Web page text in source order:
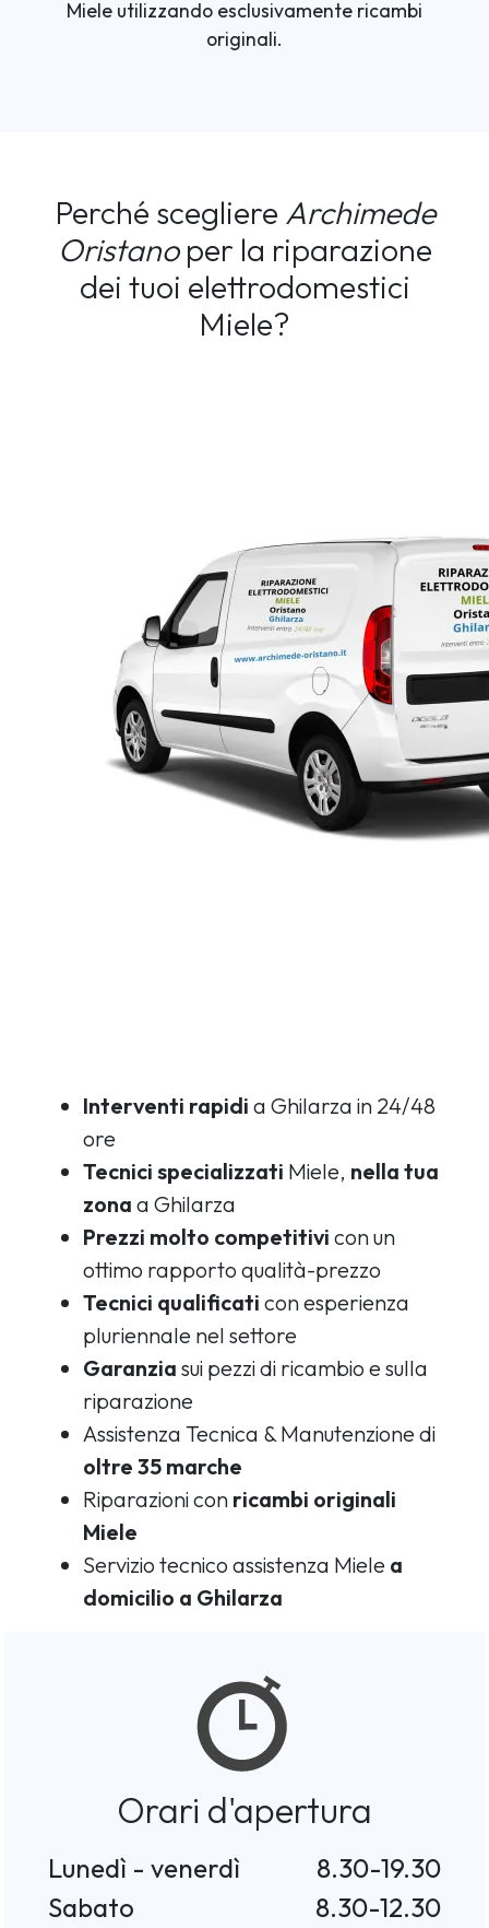
Miele utilizzando esclusivamente ricambi
originali.
Perché scegliere Archimede
Oristanoper la riparazione
dei tuoi elettrodomestici
Miele?
Interventi rapidi a Ghilarza in 24/48
ore
Tecnici specializzati Miele, nella tua
zona a Ghilarza
Prezzi molto competitivi con un
ottimo rapporto qualità-prezzo
Tecnici qualificati con esperienza
pluriennale nel settore
Garanzia sui pezzi di ricambio e sulla
riparazione
Assistenza Tecnica & Manutenzione di
oltre 35 marche
Riparazioni con ricambi originali
Miele
Servizio tecnico assistenza Miele a
domicilio a Ghilarza
Orari d'apertura
Lunedì - venerdì
8.30-19.30
Sabato
8.30-12.30